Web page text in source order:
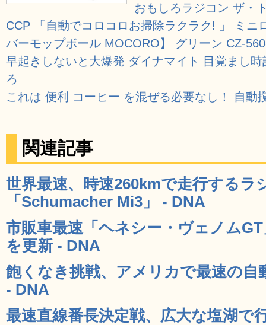
おもしろラジコン ザ
CCP 「自動でコロコロお掃除ラクラク! 」 ミニ
バーモップボール MOCORO】 グリーン CZ-
早起きしないと大爆発 ダイナマイト 目覚まし
ろ
これは 便利 コーヒー を混ぜる必要なし！ 自動
関連記事
世界最速、時速260kmで走行するラ
「Schumacher Mi3」 - DNA
市販車最速「ヘネシー・ヴェノム
を更新 - DNA
飽くなき挑戦、アメリカで最速の自
- DNA
最速直線番長決定戦、広大な塩湖で